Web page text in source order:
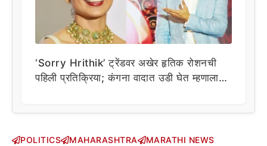
‘Sorry Hrithik’ ट्रेंडवर अखेर हृतिक रोशनची
पहिली प्रतिक्रिया; कंगना वादात उडी घेत म्हणाला…
POLITICS MAHARASHTRA MARATHI NEWS